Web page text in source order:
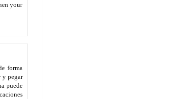
your
forma
y pegar
puede